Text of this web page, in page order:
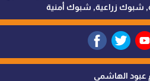
شبوك زراعية, شبوك أمنية
عبود الهاشمي